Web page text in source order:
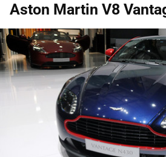
Aston Martin V8